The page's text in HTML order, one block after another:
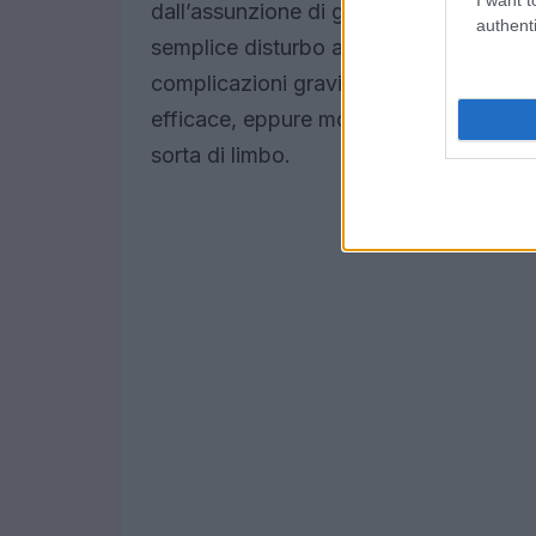
dall’assunzione di glutine in individui
semplice disturbo alimentare o di una
complicazioni gravi se non
efficace, eppure molte persone non
sorta di limbo.